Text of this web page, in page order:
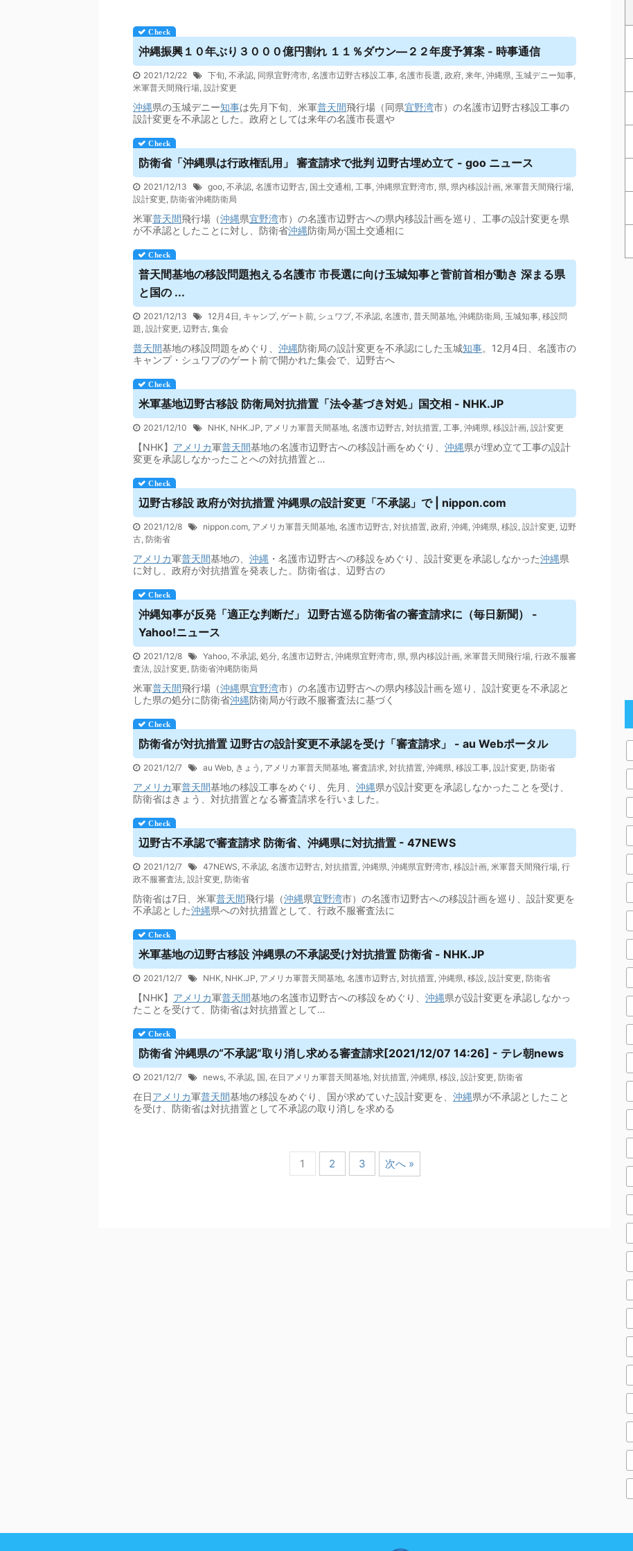
沖縄振興１０年ぶり３０００億円割れ １１％ダウン―２２年度予算案 - 時事通信
2021/12/22 下旬, 不承認, 同県宜野湾市, 名護市辺野古移設工事, 名護市長選, 政府, 来年, 沖縄県, 玉城デニー知事,
米軍普天間飛行場, 設計変更
沖縄県の玉城デニー知事は先月下旬、米軍普天間飛行場（同県宜野湾市）の名護市辺野古移設工事の
設計変更を不承認とした。政府としては来年の名護市長選や
防衛省「沖縄県は行政権乱用」 審査請求で批判 辺野古埋め立て - goo ニュース
2021/12/13 goo, 不承認, 名護市辺野古, 国土交通相, 工事, 沖縄県宜野湾市, 県, 県内移設計画, 米軍普天間飛行場,
設計変更, 防衛省沖縄防衛局
米軍普天間飛行場（沖縄県宜野湾市）の名護市辺野古への県内移設計画を巡り、工事の設計変更を県
が不承認としたことに対し、防衛省沖縄防衛局が国土交通相に
普天間基地の移設問題抱える名護市 市長選に向け玉城知事と菅前首相が動き 深まる県
と国の ...
2021/12/13 12月4日 , キャンプ, ゲート前, シュワブ, 不承認, 名護市, 普天間基地, 沖縄防衛局, 玉城知事, 移設問
題, 設計変更, 辺野古, 集会
普天間基地の移設問題をめぐり、 沖縄防衛局の設計変更を不承認にした玉城知事。12月4日、名護市の
キャンプ・シュワブのゲート前で開かれた集会で、辺野古へ
米軍基地辺野古移設 防衛局対抗措置「法令基づき対処」国交相 - NHK.JP
2021/12/10 NHK, NHK.JP, アメリカ軍普天間基地, 名護市辺野古, 対抗措置, 工事, 沖縄県, 移設計画, 設計変更
【NHK】 アメリカ軍普天間基地の名護市辺野古への移設計画をめぐり、 沖縄県が埋め立て工事の設計
変更を承認しなかったことへの対抗措置と…
辺野古移設 政府が対抗措置 沖縄県の設計変更「不承認」で | nippon.com
2021/12/8 nippon.com, アメリカ軍普天間基地, 名護市辺野古, 対抗措置, 政府, 沖縄, 沖縄県, 移設, 設計変更, 辺野
古, 防衛省
アメリカ軍普天間基地の、 沖縄 ・名護市辺野古への移設をめぐり、設計変更を承認しなかった沖縄県
に対し、政府が対抗措置を発表した。防衛省は、辺野古の
沖縄知事が反発「適正な判断だ」 辺野古巡る防衛省の審査請求に（毎日新聞） -
Yahoo!ニュース
2021/12/8 Yahoo, 不承認, 処分, 名護市辺野古, 沖縄県宜野湾市, 県, 県内移設計画, 米軍普天間飛行場, 行政不服審
査法, 設計変更, 防衛省沖縄防衛局
米軍普天間飛行場（沖縄県宜野湾市）の名護市辺野古への県内移設計画を巡り、設計変更を不承認と
した県の処分に防衛省沖縄防衛局が行政不服審査法に基づく
防衛省が対抗措置 辺野古の設計変更不承認を受け「審査請求」 - au Webポータル
2021/12/7 au Web, きょう , アメリカ軍普天間基地, 審査請求, 対抗措置, 沖縄県, 移設工事, 設計変更, 防衛省
アメリカ軍普天間基地の移設工事をめぐり、先月、 沖縄県が設計変更を承認しなかったことを受け、
防衛省はきょう、対抗措置となる審査請求を行いました。
辺野古不承認で審査請求 防衛省、沖縄県に対抗措置 - 47NEWS
2021/12/7 47NEWS, 不承認, 名護市辺野古, 対抗措置, 沖縄県, 沖縄県宜野湾市, 移設計画, 米軍普天間飛行場, 行
政不服審査法, 設計変更, 防衛省
防衛省は7日、米軍普天間飛行場（沖縄県宜野湾市）の名護市辺野古への移設計画を巡り、設計変更を
不承認とした沖縄県への対抗措置として、行政不服審査法に
米軍基地の辺野古移設 沖縄県の不承認受け対抗措置 防衛省 - NHK.JP
2021/12/7 NHK, NHK.JP, アメリカ軍普天間基地, 名護市辺野古, 対抗措置, 沖縄県, 移設, 設計変更, 防衛省
【NHK】 アメリカ軍普天間基地の名護市辺野古への移設をめぐり、 沖縄県が設計変更を承認しなかっ
たことを受けて、防衛省は対抗措置として…
防衛省 沖縄県の“不承認”取り消し求める審査請求[2021/12/07 14:26] - テレ朝news
2021/12/7 news, 不承認, 国, 在日アメリカ軍普天間基地, 対抗措置, 沖縄県, 移設, 設計変更, 防衛省
在日アメリカ軍普天間基地の移設をめぐり、国が求めていた設計変更を、 沖縄県が不承認としたこと
を受け、防衛省は対抗措置として不承認の取り消しを求める
1 2 3 次へ »